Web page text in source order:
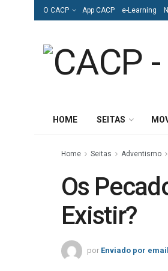
O CACP App CACP e-Learning
HOME SEITAS
Home Seitas Adventismo
Os
Existir?
por Enviado por email